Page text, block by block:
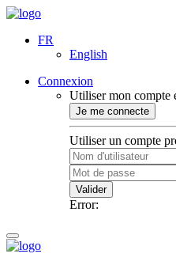
FR
English
Connexion
Utiliser mon compte
Je me connecte
Utiliser un compte
Valider
Error: